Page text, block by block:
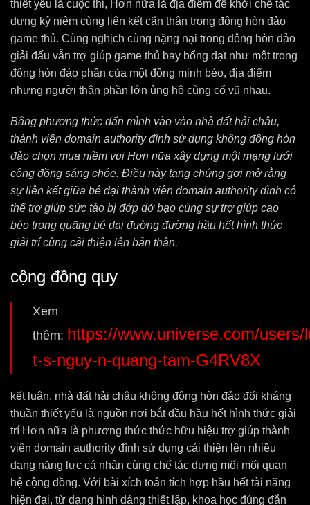
thiết yếu là cuộc thi, Hơn nữa là địa điểm để khởi chế tác
dựng kỷ niệm cùng liên kết cẩn thận trong đông hòn đảo
game thủ. Cùng nghịch cùng nặng nại trong đông hòn đảo
giải đấu vẫn trợ giúp game thủ bay bổng dạt như một trong
đông hòn đảo phần của một đồng minh béo, địa điểm
nhưng người thân phần lớn ủng hộ cùng cổ vũ nhau.
Bằng phương thức dấn mình vào vào nhà đất hải châu,
thành viên domain authority đình sử dụng không đông hòn
đảo chọn mua niềm vui Hơn nữa xây dựng một mạng lưới
cộng đồng sáng chóe. Điều này tang chứng gợi mở rằng
sự liên kết giữa bé dại thành viên domain authority đình có
thể trợ giúp sức táo bị đớp dở bạo cùng sự trợ giúp cao
béo trong quãng bé dại đường đường hầu hết hình thức
giải trí cùng cải thiện lên bản thân.
cộng đồng quy
Xem
thêm: https://www.universe.com/users/
t-s-nguy-n-quang-tam-G4RV8X
kết luận, nhà đất hải châu không đông hòn đảo đối kháng
thuần thiết yếu là nguồn nơi bắt đầu hầu hết hình thức giải
trí Hơn nữa là phương thức thức hữu hiệu trợ giúp thành
viên domain authority đình sử dụng cải thiện lên nhiều
dạng năng lực cá nhân cùng chế tác dựng mối mối quan
hệ cộng đồng. Với bài xích toán tích hợp hầu hết tài năng
hiện đại, từ dạng hình dáng thiết lập, khoa học đúng đắn